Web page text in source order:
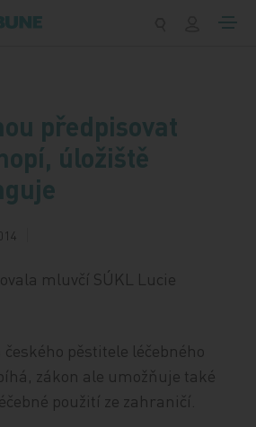
předpisovat
úložiště
mluvčí SÚKL Lucie
pěstitele léčebného
zákon ale umožňuje také
použití ze zahraničí.